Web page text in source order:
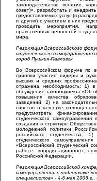
законодательстве понятие
совет)», разработать и
предоставляемых услуг (в
и других) с участием в них
проводить мероприятия,
нравственных ценностей
мира.
Резолюция Всероссийского
студенческого самоуправления
город Пушкин-Павловск
Во Всероссийском форуме по
приняли участие лидеры и
высших и средних
отражена необходимость: 1)
обсуждение законопроекта «Об
повышения качества
заведений; 2) на
советов в качестве
предусмотреть
студенческого
создания в структуре
молодежной политики
российского студенчества;
студенческого
«Всероссийский студенческий
работе координационного
Российской Федерации.
Резолюция Всероссийской
самоуправления в подготовке
специалистов» - 4-6 мая 2005